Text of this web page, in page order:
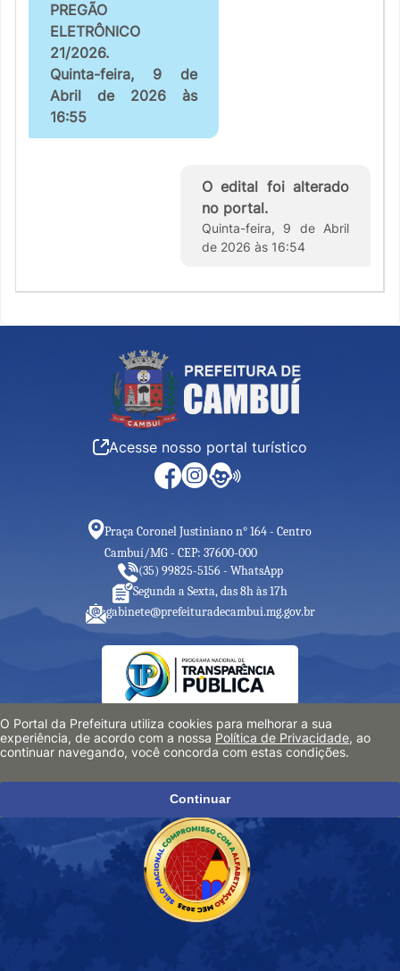
PREGÃO
ELETRÔNICO
21/2026.
Quinta-feira, 9 de
Abril de 2026 às
16:55
O edital foi alterado
no portal.
Quinta-feira, 9 de Abril
de 2026 às 16:54
Acesse nosso portal turístico
Praça Coronel Justiniano n° 164 - Centro
Cambuí/MG - CEP: 37600-000
(35) 99825-5156 - WhatsApp
Segunda a Sexta, das 8h às 17h
gabinete@prefeituradecambui.mg.gov.br
Selos e Premiações
O Portal da Prefeitura utiliza cookies para melhorar a sua
experiência, de acordo com a nossa Política de Privacidade, ao
continuar navegando, você concorda com estas condições.
Continuar